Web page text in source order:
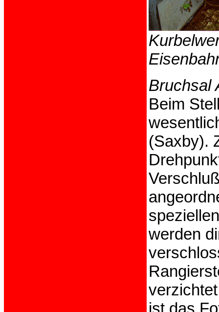
Bruchsal
Beim
(Saxby).
werden
ist das